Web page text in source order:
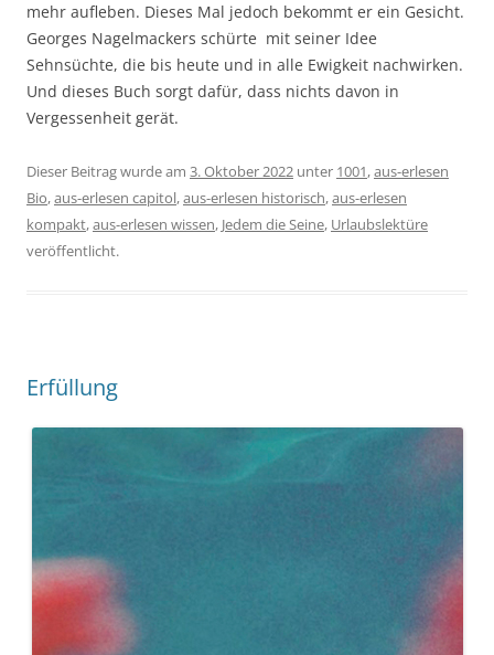
mehr aufleben. Dieses Mal jedoch bekommt er ein Gesicht.
Georges Nagelmackers schürte mit seiner Idee
Sehnsüchte, die bis heute und in alle Ewigkeit nachwirken.
Und dieses Buch sorgt dafür, dass nichts davon in
Vergessenheit gerät.
Dieser Beitrag wurde am 3. Oktober 2022 unter 1001,aus-erlesen
Bio,aus-erlesen capitol,aus-erlesen historisch,aus-erlesen
kompakt,aus-erlesen wissen, Jedem die Seine, Urlaubslektüre
veröffentlicht.
Erfüllung